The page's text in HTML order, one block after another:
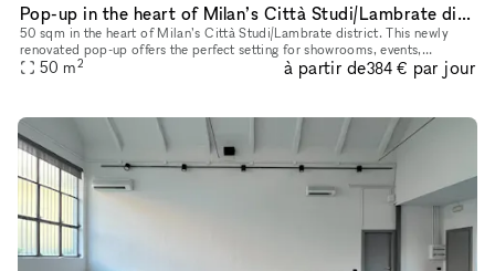
Pop-up in the heart of Milan’s Città Studi/Lambrate district
50 sqm in the heart of Milan’s Città Studi/Lambrate district. This newly
renovated pop-up offers the perfect setting for showrooms, events,
business meetings, and more, with the flexibility to host
50 m2 à partir de384 € par jour